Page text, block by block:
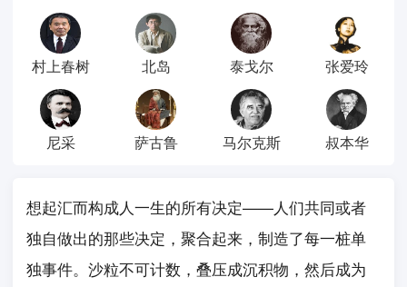
村上春树 北岛 泰戈尔 张爱玲
尼采 萨古鲁 马尔克斯 叔本华
想起汇而构成人一生的所有决定——人们共同或者
独自做出的那些决定，聚合起来，制造了每一桩单
独事件。沙粒不可计数，叠压成沉积物，然后成为